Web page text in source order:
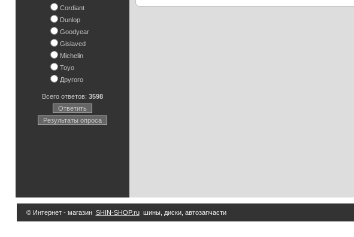
Cordiant
Dunlop
Goodyear
Gislaved
Michelin
Toyo
Другого
Всего ответов: 3598
Ответить
Результаты опроса
© Интернет - магазин SHIN-SHOP.ruшины, диски, автозапчасти